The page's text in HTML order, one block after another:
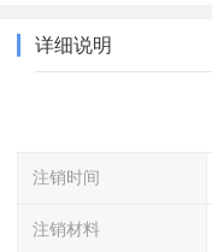
详细说明
注销时间
注销材料